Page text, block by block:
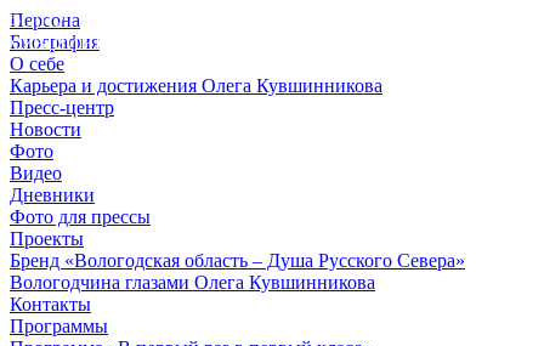
Персона
Биография
О себе
Карьера и достижения Олега Кувшинникова
Пресс-центр
Новости
Фото
Видео
Дневники
Фото для прессы
Проекты
Бренд «Вологодская область – Душа Русского Севера»
Вологодчина глазами Олега Кувшинникова
Контакты
Программы
© 2012 - 2023,
КУВШИННИКОВ О.А.